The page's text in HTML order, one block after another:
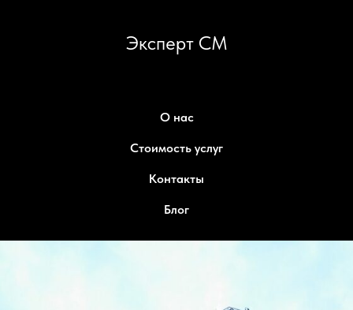
Эксперт СМ
О нас
Стоимость услуг
Контакты
Блог